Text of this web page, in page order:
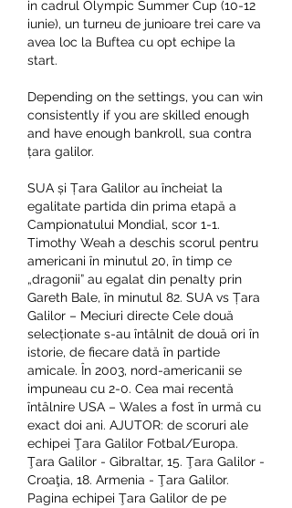
in cadrul Olympic Summer Cup (10-12
iunie), un turneu de junioare trei care va
avea loc la Buftea cu opt echipe la
start.
Depending on the settings, you can win
consistently if you are skilled enough
and have enough bankroll, sua contra
țara galilor.
SUA și Țara Galilor au încheiat la
egalitate partida din prima etapă a
Campionatului Mondial, scor 1-1.
Timothy Weah a deschis scorul pentru
americani în minutul 20, în timp ce
„dragonii” au egalat din penalty prin
Gareth Bale, în minutul 82. SUA vs Țara
Galilor – Meciuri directe Cele două
selecționate s-au întâlnit de două ori în
istorie, de fiecare dată în partide
amicale. În 2003, nord-americanii se
impuneau cu 2-0. Cea mai recentă
întâlnire USA – Wales a fost în urmă cu
exact doi ani. AJUTOR: de scoruri ale
echipei Ţara Galilor Fotbal/Europa.
Ţara Galilor - Gibraltar, 15. Ţara Galilor -
Croaţia, 18. Armenia - Ţara Galilor.
Pagina echipei Ţara Galilor de pe